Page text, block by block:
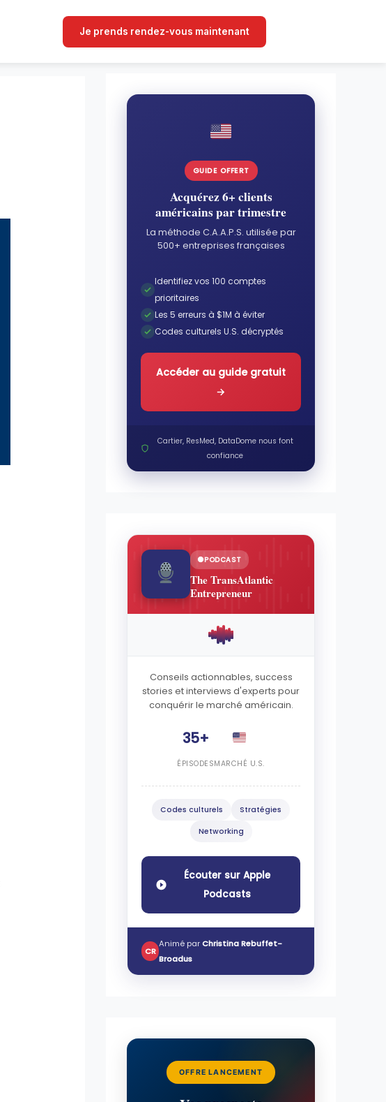
Je prends rendez-vous maintenant
GUIDE OFFERT
Acquérez 6+ clients
américains par trimestre
La méthode C.A.A.P.S. utilisée par
500+ entreprises françaises
Identifiez vos 100 comptes
prioritaires
Les 5 erreurs à $1M à éviter
Codes culturels U.S. décryptés
Accéder au guide gratuit
→
Cartier, ResMed, DataDome nous font
confiance
PODCAST
The TransAtlantic
Entrepreneur
Conseils actionnables, success
stories et interviews d'experts pour
conquérir le marché américain.
35+
ÉPISODESMARCHÉ U.S.
Codes culturels Stratégies
Networking
Écouter sur Apple
Podcasts
CR
Animé parChristina Rebuffet-
Broadus
OFFRE LANCEMENT